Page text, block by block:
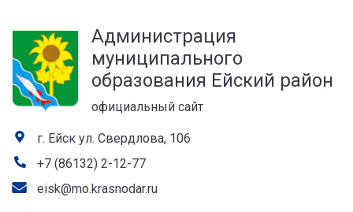
Администрация
муниципального
образования Ейский район
официальный сайт
г. Ейск ул. Свердлова, 106
+7 (86132) 2-12-77
eisk@mo.krasnodar.ru